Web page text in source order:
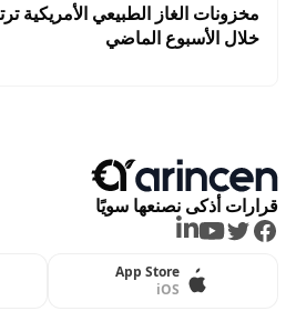
مخزونات الغاز الطبيعي الأمريكية
خلال الأسبوع الماضي
قرارات أذكى نصنعها سويًا
Facebook
Twitter
Youtube
LinkedIn
App Store
iOS